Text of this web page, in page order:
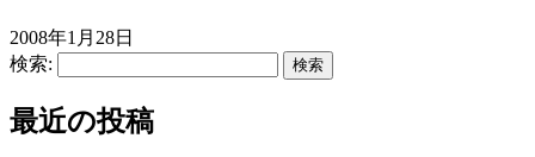
2008年1月28日
検索:
最近の投稿